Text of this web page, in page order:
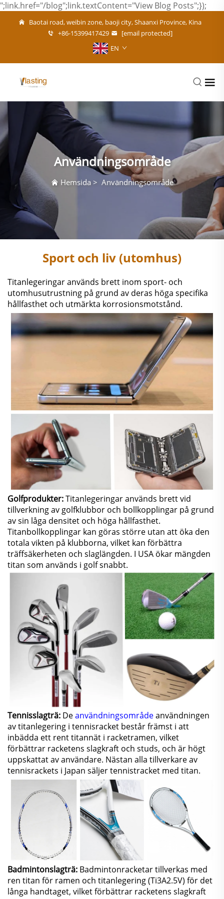
";link.href="/blog";link.textContent="View Blog Posts";});
Baotai road, weibin zone, baoji city, Shaanxi Province, Kina
+86-15399417429
[email protected]
EN
Användningsområde
Hemsida > Användningsområde
Sport och liv (utomhus)
Titanlegeringar används brett inom sport- och
utomhusutrustning på grund av deras höga specifika
hållfasthet och utmärkta korrosionsmotstånd.
Golfprodukter:Titanlegeringar används brett vid
tillverkning av golfklubbor och bollkopplingar på grund
av sin låga densitet och höga hållfasthet.
Titanbollkopplingar kan göras större utan att öka den
totala vikten på klubborna, vilket kan förbättra
träffsäkerheten och slaglängden. I USA ökar mängden
titan som används i golf snabbt.
Tennisslagträ: Deanvändningsområdeanvändningen
av titanlegering i tennisracket består främst i att
inbädda ett rent titannät i racketramen, vilket
förbättrar racketens slagkraft och studs, och är högt
uppskattat av användare. Nästan alla tillverkare av
tennisrackets i Japan säljer tennistracket med titan.
Badmintonslagträ: Badmintonracketar tillverkas med
ren titan för ramen och titanlegering (Ti3A2.5V) för det
långa handtaget, vilket förbättrar racketens slagkraft